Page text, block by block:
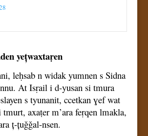
yețwaxtaṛen
leḥsab n widak yumnen s Sidna
At Isṛail i d-yusan si tmura
s tyunanit, ccetkan ɣef wat
axaṭer m’ara feṛqen lmakla,
ț-țuǧǧal-nsen.